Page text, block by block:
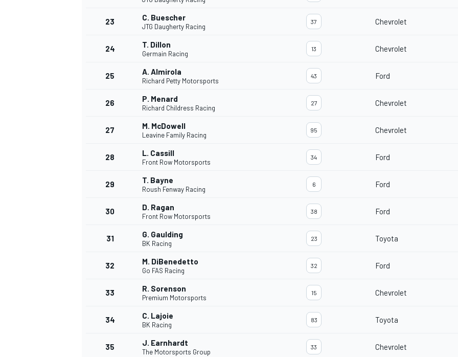
MÁS CATEGORÍAS
23 C. Buescher
JTG Daugherty Racing
37 Chevrolet
24 T. Dillon
Germain Racing
13 Chevrolet
25 A. Almirola
Richard Petty Motorsports
43 Ford
26 P. Menard
Richard Childress Racing
27 Chevrolet
27 M. McDowell
Leavine Family Racing
95 Chevrolet
28 L. Cassill
Front Row Motorsports
34 Ford
29 T. Bayne
Roush Fenway Racing
6 Ford
30 D. Ragan
Front Row Motorsports
38 Ford
31 G. Gaulding
BK Racing
23 Toyota
32 M. DiBenedetto
Go FAS Racing
32 Ford
33 R. Sorenson
Premium Motorsports
15 Chevrolet
34 C. Lajoie
BK Racing
83 Toyota
35 J. Earnhardt
The Motorsports Group
33 Chevrolet